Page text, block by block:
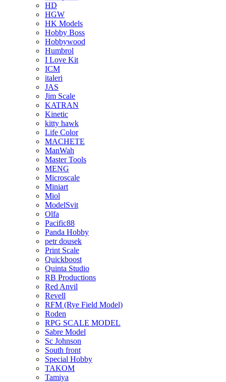
HD
HGW
HK Models
Hobby Boss
Hobbywood
Humbrol
I Love Kit
ICM
italeri
JAS
Jim Scale
KATRAN
Kinetic
kitty hawk
Life Color
MACHETE
ManWah
Master Tools
MENG
Microscale
Miniart
Miol
ModelSvit
Olfa
Pacific88
Panda Hobby
petr dousek
Print Scale
Quickboost
Quinta Studio
RB Productions
Red Anvil
Revell
RFM (Rye Field Model)
Roden
RPG SCALE MODEL
Sabre Model
Sc Johnson
South front
Special Hobby
TAKOM
Tamiya